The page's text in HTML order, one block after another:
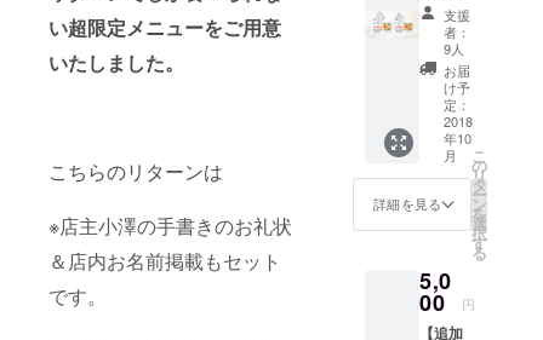
い超限定メニューをご用意
いたしました。
こちらのリターンは
※店主小澤の手書きのお礼状
＆店内お名前掲載もセット
です。
ワカ
メ！ 三
陸産の
肉厚で
美味し
いわか
めを全
国の皆
様に！
ぜひご
賞味く
冷蔵で
のお届
けにな
１０枚
セッ
ト！＆
店主小
澤の手
書きの
お礼状
＆店内
お名前
掲載 使
用期限
はあり
ませ
るてる
のお得
意様
に、大
支援
者：
9人
お届
け予
定：
2018
年10
月
詳細を見る
こ
の
リ
タ
ー
ン
を
選
択
す
る
5,0
00 円
【追加